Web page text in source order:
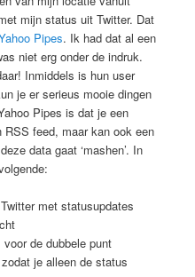
mijn status uit Twitter. Dat
Pipes. Ik had dat al een
niet erg onder de indruk.
Inmiddels is hun user
je er serieus mooie dingen
Pipes is dat je een
RSS feed, maar kan ook een
data gaat ‘mashen’. In
met statusupdates
de dubbele punt
je alleen de status